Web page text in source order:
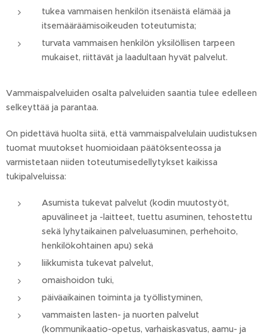
tukea vammaisen henkilön itsenäistä elämää ja
itsemääräämisoikeuden toteutumista;
turvata vammaisen henkilön yksilöllisen tarpeen
mukaiset, riittävät ja laadultaan hyvät palvelut.
Vammaispalveluiden osalta palveluiden saantia tulee edelleen
selkeyttää ja parantaa.
On pidettävä huolta siitä, että vammaispalvelulain uudistuksen
tuomat muutokset huomioidaan päätöksenteossa ja
varmistetaan niiden toteutumisedellytykset kaikissa
tukipalveluissa:
Asumista tukevat palvelut (kodin muutostyöt,
apuvälineet ja -laitteet, tuettu asuminen, tehostettu
sekä lyhytaikainen palveluasuminen, perhehoito,
henkilökohtainen apu) sekä
liikkumista tukevat palvelut,
omaishoidon tuki,
päiväaikainen toiminta ja työllistyminen,
vammaisten lasten- ja nuorten palvelut
(kommunikaatio-opetus, varhaiskasvatus, aamu- ja